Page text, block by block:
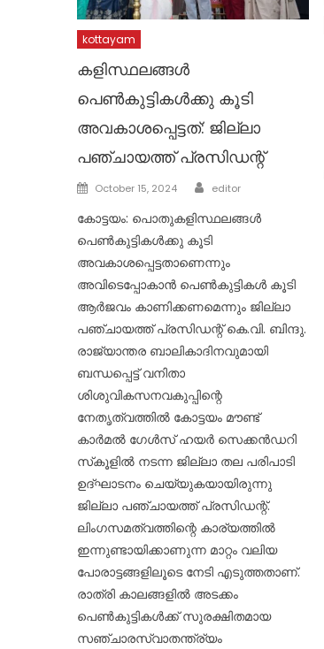
kottayam
കളിസ്ഥലങ്ങൾ
പെൺകുട്ടികൾക്കു കൂടി
അവകാശപ്പെട്ടത്: ജില്ലാ
പഞ്ചായത്ത് പ്രസിഡന്റ്
Posted
October 15, 2024 Author
editor
കോട്ടയം: പൊതുകളിസ്ഥലങ്ങൾ
പെൺകുട്ടികൾക്കു കൂടി
അവകാശപ്പെട്ടതാണെന്നും
അവിടെപ്പോകാൻ പെൺകുട്ടികൾ കൂടി
ആർജവം കാണിക്കണമെന്നും ജില്ലാ
പഞ്ചായത്ത് പ്രസിഡന്റ് കെ.വി. ബിന്ദു.
രാജ്യാന്തര ബാലികാദിനവുമായി
ബന്ധപ്പെട്ട് വനിതാ
ശിശുവികസനവകുപ്പിന്റെ
നേതൃത്വത്തിൽ കോട്ടയം മൗണ്ട്
കാർമൽ ഗേൾസ് ഹയർ സെക്കൻഡറി
സ്‌കൂളിൽ നടന്ന ജില്ലാ തല പരിപാടി
ഉദ്ഘാടനം ചെയ്യുകയായിരുന്നു
ജില്ലാ പഞ്ചായത്ത് പ്രസിഡന്റ്.
ലിംഗസമത്വത്തിന്റെ കാര്യത്തിൽ
ഇന്നുണ്ടായിക്കാണുന്ന മാറ്റം വലിയ
പോരാട്ടങ്ങളിലൂടെ നേടി എടുത്തതാണ്.
രാത്രി കാലങ്ങളിൽ അടക്കം
പെൺകുട്ടികൾക്ക് സുരക്ഷിതമായ
സഞ്ചാരസ്വാതന്ത്ര്യം